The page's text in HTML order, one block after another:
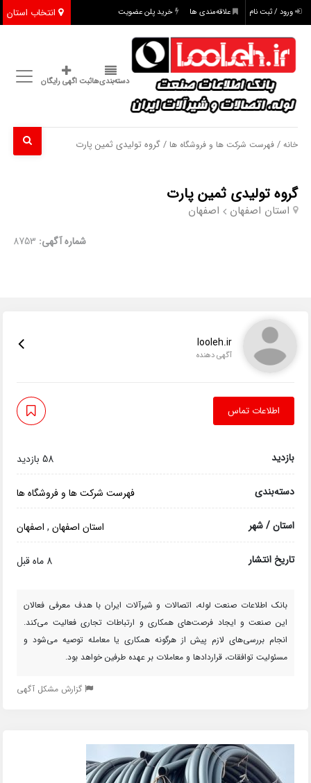
انتخاب استان ورود / ثبت نام علاقه‌مندی ها خرید پلن عضویت
دسته‌بندی‌هاثبت اگهی رایگان
خانه /فهرست شرکت ها و فروشگاه ها / گروه تولیدی ثمین پارت
گروه تولیدی ثمین پارت
استان اصفهان اصفهان
شماره آگهی: 8753
looleh.ir
آگهی دهنده
اطلاعات تماس
بازدید 58 بازدید
دسته‌بندی فهرست شرکت ها و فروشگاه ها
استان / شهر استان اصفهان, اصفهان
تاریخ انتشار 8 ماه قبل
بانک اطلاعات صنعت لوله، اتصالات و شیرآلات ایران با هدف معرفی فعالان
این صنعت و ایجاد فرصت‌های همکاری و ارتباطات تجاری فعالیت می‌کند.
انجام بررسی‌های لازم پیش از هرگونه همکاری یا معامله توصیه می‌شود و
مسئولیت توافقات، قراردادها و معاملات بر عهده طرفین خواهد بود.
گزارش مشکل آگهی